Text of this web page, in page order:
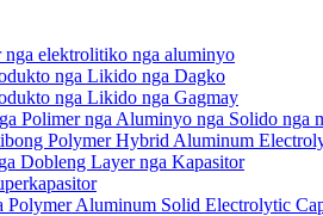
nga elektrolitiko nga aluminyo
nga Likido nga Dagko
nga Likido nga Gagmay
Polimer nga Aluminyo nga Solido nga
Polymer Hybrid Aluminum
Dobleng Layer nga Kapasitor
Polymer Aluminum Solid Electrolytic